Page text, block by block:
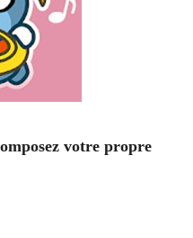
votre propre